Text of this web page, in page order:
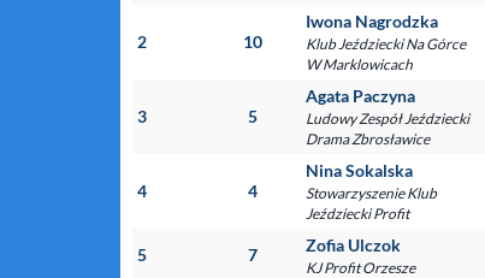
2 10
Iwona Nagrodzka
Klub Jeździecki Na Górce
W Marklowicach
3 5
Agata Paczyna
Ludowy Zespół Jeździecki
Drama Zbrosławice
4 4
Nina Sokalska
Stowarzyszenie Klub
Jeździecki Profit
5 7 Zofia Ulczok
KJ Profit Orzesze